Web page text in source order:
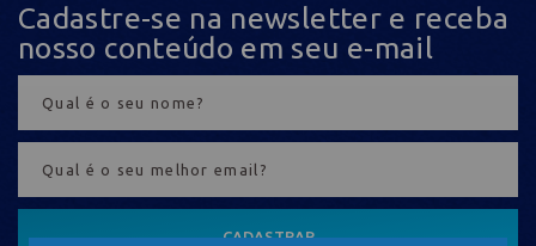
Cadastre-se na newsletter e receba
nosso conteúdo em seu e-mail
CADASTRAR